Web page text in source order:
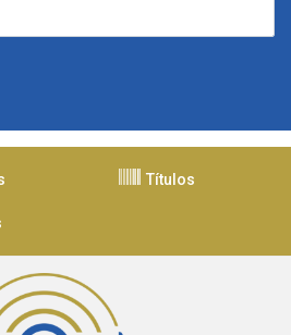
Títulos